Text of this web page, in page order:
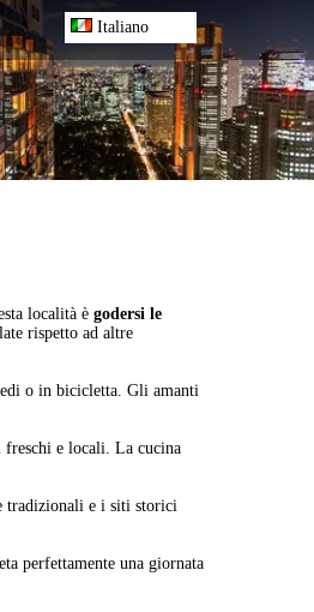
Italiano
località ègodersi le
rispetto ad altre
o in bicicletta. Gli amanti
freschi e locali. La cucina
tradizionali e i siti storici
perfettamente una giornata